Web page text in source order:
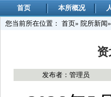
首页 本所概况
您当前所在位置： 首页» 院所新闻
发布者：管理员